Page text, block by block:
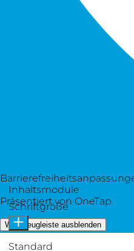
Präsentiert von OneTap
Werkzeugleiste ausblenden
Inhaltsmodule
Schriftgröße
Standard